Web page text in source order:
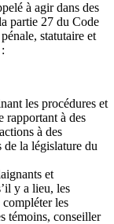
à agir dans des
partie 27 du Code
statutaire et
les procédures et
rapportant à des
à des
de la législature du
et
y a lieu, les
les
témoins, conseiller